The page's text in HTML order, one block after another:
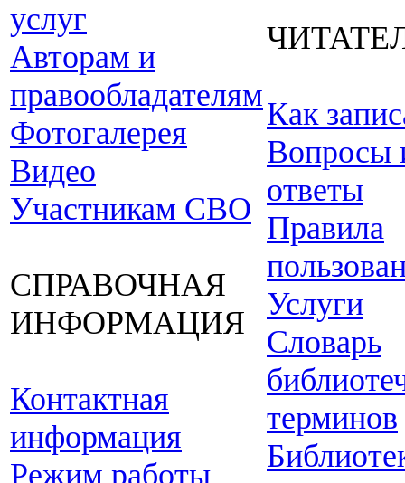
услуг
Авторам и
правообладателям
Фотогалерея
Видео
Участникам СВО
СПРАВОЧНАЯ
ИНФОРМАЦИЯ
Контактная
информация
Режим работы
Как
Вопросы
ответы
Правила
Услуги
Словарь
терминов